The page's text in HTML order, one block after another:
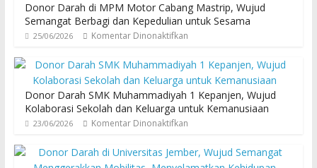
Donor Darah di MPM Motor Cabang Mastrip, Wujud
Semangat Berbagi dan Kepedulian untuk Sesama
25/06/2026 Komentar Dinonaktifkan
Donor Darah SMK Muhammadiyah 1 Kepanjen, Wujud
Kolaborasi Sekolah dan Keluarga untuk Kemanusiaan
23/06/2026 Komentar Dinonaktifkan